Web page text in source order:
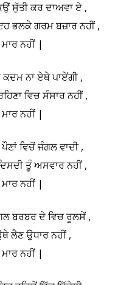
ਸੁੱਤੀ ਕਰ ਦਾਅਵਾ ਏ ,
ਭਲਕੇ ਗਰਮ ਬਜ਼ਾਰ ਨਹੀਂ ,
ਨਹੀਂ |
ਨਾ ਏਥੇ ਪਾਏਂਗੀ ,
ਵਿਚ ਸੰਸਾਰ ਨਹੀਂ ,
ਨਹੀਂ |
ਵਿਚੋਂ ਜੰਗਲ ਵਾਦੀ ,
ਤੂੰ ਅਸਵਾਰ ਨਹੀਂ ,
ਨਹੀਂ |
ਬਰਬਰ ਦੇ ਵਿਚ ਰੂਲਸੇਂ ,
ਲੈਣ ਉਧਾਰ ਨਹੀਂ ,
ਨਹੀਂ |